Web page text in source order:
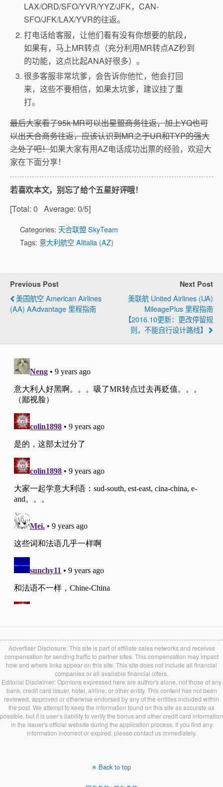
LAX/ORD/SFO/YVR/YYZ/JFK，CAN-
SFO/JFK/LAX/YVR的往返。
打电话给客服，让他们看有没有你想要的航段，
如果有，马上MR转点（充分利用MR转点AZ秒到
的功能，这点比起ANA好很多）。
很多客服非常坑爹，会告诉你他忙，他会打回
来，这些不要相信，如果太坑爹，建议挂了重
打。
最后大家看了95k MR可以出星盟商务往返，加上YQ也可
以出天合商务往返，应该认识到MR之于UR和TYP的强大
之处了吧！如果大家有用AZ电话成功出票的经验，欢迎大
家在下面分享！
若喜欢本文，别忘了给个五星好评哦！
[Total: 0 Average: 0/5]
Categories: 天合联盟 SkyTeam
Tags: 意大利航空 Alitalia (AZ)
Previous Post
美国航空 American Airlines
(AA) AAdvantage 里程指南
Next Post
美联航 United Airlines (UA)
MileagePlus 里程指南
【2016.10更新：更改停留规
则，不能自行设计路线】
Advertiser Disclosure: This site is part of affiliate sales networks and receives
compensation for sending traffic to partner sites. This compensation may impact
how and where links appear on this site. This site does not include all financial
companies or all available financial offers.
Editorial Disclaimer: Opinions expressed here are author's alone, not those of any
bank, credit card issuer, hotel, airline, or other entity. This content has not been
reviewed, approved or otherwise endorsed by any of the entities included within
the post. We attempt to keep the information found on this site as accurate as
possible, but it is user’s liability to verify the bonus and other credit card information
in the issuer's official website during the application process. If you find any
information incorrect or expired, please contact us immediately.
Back to top